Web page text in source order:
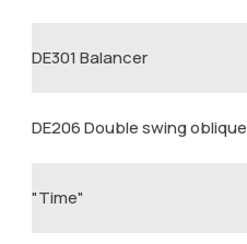
DE301 Balancer
DE206 Double swing oblique
"Тime"